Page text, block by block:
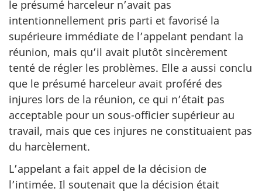
le présumé harceleur n’avait pas
intentionnellement pris parti et favorisé la
supérieure immédiate de l’appelant pendant la
réunion, mais qu’il avait plutôt sincèrement
tenté de régler les problèmes. Elle a aussi conclu
que le présumé harceleur avait proféré des
injures lors de la réunion, ce qui n’était pas
acceptable pour un sous-officier supérieur au
travail, mais que ces injures ne constituaient pas
du harcèlement.
L’appelant a fait appel de la décision de
l’intimée. Il soutenait que la décision était